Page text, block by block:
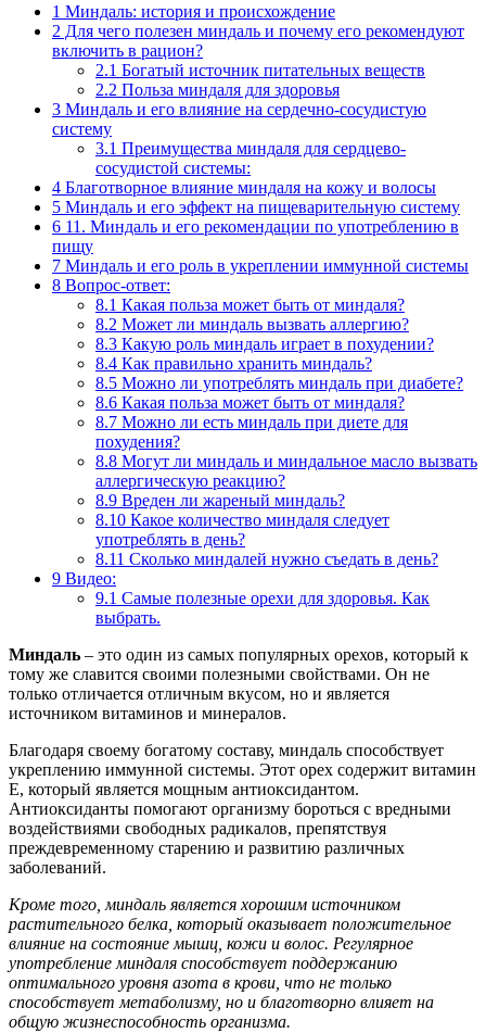
1 Миндаль: история и происхождение
2 Для чего полезен миндаль и почему его рекомендуют
включить в рацион?
2.1 Богатый источник питательных веществ
2.2 Польза миндаля для здоровья
3 Миндаль и его влияние на сердечно-сосудистую
систему
3.1 Преимущества миндаля для сердцево-
сосудистой системы:
4 Благотворное влияние миндаля на кожу и волосы
5 Миндаль и его эффект на пищеварительную систему
6 11. Миндаль и его рекомендации по употреблению в
пищу
7 Миндаль и его роль в укреплении иммунной системы
8 Вопрос-ответ:
8.1 Какая польза может быть от миндаля?
8.2 Может ли миндаль вызвать аллергию?
8.3 Какую роль миндаль играет в похудении?
8.4 Как правильно хранить миндаль?
8.5 Можно ли употреблять миндаль при диабете?
8.6 Какая польза может быть от миндаля?
8.7 Можно ли есть миндаль при диете для
похудения?
8.8 Могут ли миндаль и миндальное масло вызвать
аллергическую реакцию?
8.9 Вреден ли жареный миндаль?
8.10 Какое количество миндаля следует
употреблять в день?
8.11 Сколько миндалей нужно съедать в день?
9 Видео:
9.1 Самые полезные орехи для здоровья. Как
выбрать.
Миндаль – это один из самых популярных орехов, который к
тому же славится своими полезными свойствами. Он не
только отличается отличным вкусом, но и является
источником витаминов и минералов.
Благодаря своему богатому составу, миндаль способствует
укреплению иммунной системы. Этот орех содержит витамин
Е, который является мощным антиоксидантом.
Антиоксиданты помогают организму бороться с вредными
воздействиями свободных радикалов, препятствуя
преждевременному старению и развитию различных
заболеваний.
Кроме того, миндаль является хорошим источником
растительного белка, который оказывает положительное
влияние на состояние мышц, кожи и волос. Регулярное
употребление миндаля способствует поддержанию
оптимального уровня азота в крови, что не только
способствует метаболизму, но и благотворно влияет на
общую жизнеспособность организма.